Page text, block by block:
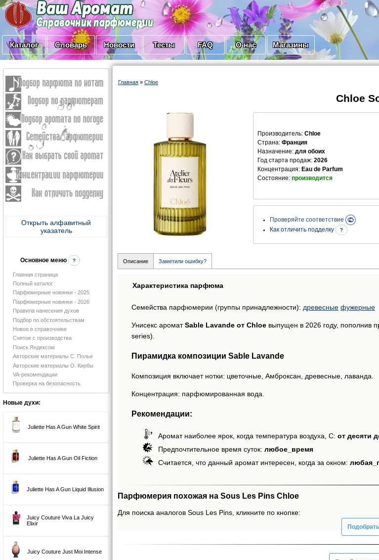
Каталог Словарь Новости Тесты FAQ О нас Магазины
Открыть алфавитный
указатель
Основное меню ?
Главная страница
Полный каталог
Парфюмерные новинки - 2025
Парфюмерные новинки - 2026
Правила нанесения духов
Подбор по обстоятельствам
Новое в справочнике
Снятое с производства
Поиск Яндексом
Авторские материалы С. Полье
Авторские материалы О. Кирбы
VA-рекомендации
Проверка на безопасность
Новые духи:
Juliette Has A Gun White Spirit
Juliette Has A Gun Oil Fiction
Juliette Has A Gun Liquid Illusion
Juicy Couture Viva La Juicy
Elixir
Juicy Couture Just Moi Intense
Главная » Chloe
Chloe
Производитель: Chloe
Страна: Франция
Назначение: для обоих
Год старта продаж: 2026
Концентрация: Eau de Parfum
Состояние: производится
Проверяйте соответствие
Как отличить подделку
?
Описание Заметили ошибку?
Характеристика парфюма
Семейства парфюмерии (группы принадлежности): древесные фужерные
Унисекс ароматSable Lavande от Chloe выпущен в 2026 году, пополнив
series).
Пирамидка композиции Sable Lavande
Композиция включает нотки: цветочные, Амброксан, древесные, лаванда.
Концентрация: парфюмированная вода.
Рекомендации:
Аромат наиболее ярок, когда температура воздуха, С: от десяти
Предпочтительное время суток: любое_время
Считается, что данный аромат интересен, когда за окном:
Парфюмерия похожая на Sous Les Pins Chloe
Для поиска аналогов Sous Les Pins, кликните по кнопке: